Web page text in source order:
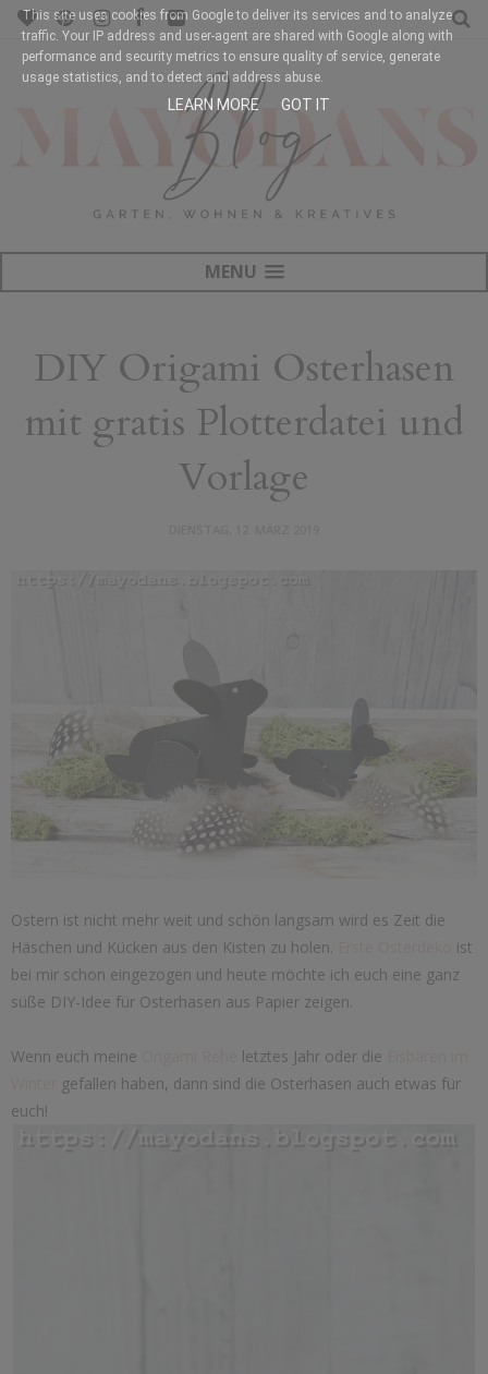
MENU
DIY Origami Osterhasen
mit gratis Plotterdatei und
Vorlage
Ostern ist nicht mehr weit und schön langsam wird es Zeit die
Häschen und Kücken aus den Kisten zu holen.
ist
bei mir schon eingezogen und heute möchte ich euch eine ganz
süße DIY-Idee für Osterhasen aus Papier zeigen.
Wenn euch meine letztes Jahr oder die
gefallen haben, dann sind die Osterhasen auch etwas für
euch!
This site uses cookies from Google to deliver its services and to analyze
traffic. Your IP address and user-agent are shared with Google along with
performance and security metrics to ensure quality of service, generate
usage statistics, and to detect and address abuse.
LEARN MORE GOT IT